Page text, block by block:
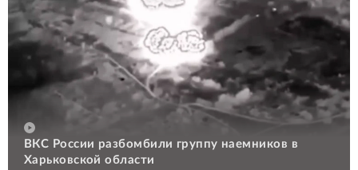
ВКС России разбомбили группу наемников в
Харьковской области